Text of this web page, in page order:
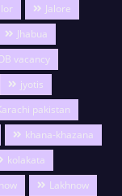
Jalore
Jhabua
vacancy
jyotis
pakistan
khana-khazana
kolakata
Lakhnow